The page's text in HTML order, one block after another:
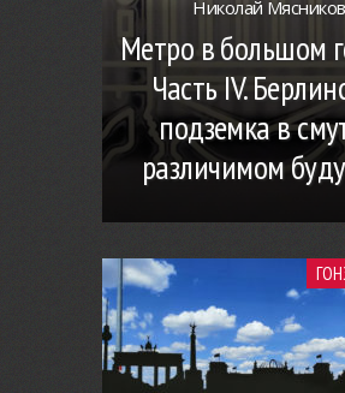
Николай Мясников
Метро в большом
Часть IV.
подземка в
различимом